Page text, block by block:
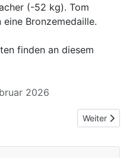
(-52 kg). Tom
Bronzemedaille.
finden an diesem
2026
Medaillen bei denNächster
Weiter